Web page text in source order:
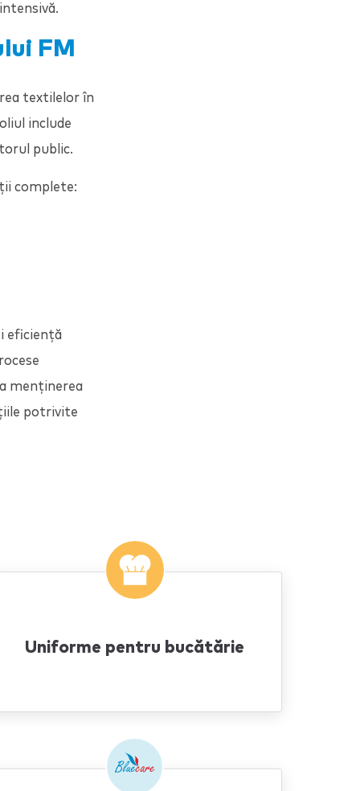
FM
textilelor în
include
public.
complete:
eficiență
menținerea
potrivite
Uniforme pentru bucătărie